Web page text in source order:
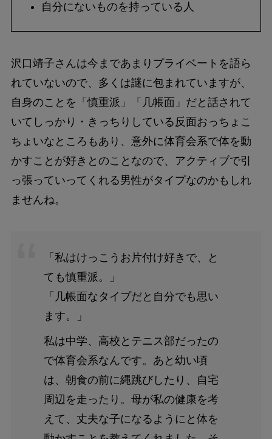
自分にないものを持っている人
沢口靖子さんは今まであまりプライベートを語ら
れていないので、多くは謎に包まれていますが、
自身のことを「慎重派」「几帳面」だと話されて
いてしっかり・きっちりしている反面おっちょこ
ちょいなところもあり、意外に体育会系で体を動
かすことが好きとのことなので、アクティブで引
っ張っていってくれる男性がタイプなのかもしれ
ませんね。
「私はけっこうお片付け好きで、と
ても慎重派。」
「几帳面なタイプだと自分でも思い
ます。」
私は中学、高校とテニス部だったの
で体育会系なんです。あと幼い頃
は、朝食の前に縄跳びしたり、自宅
周辺を走ったり。母が私の健康を考
えて、丈夫な子になるようにと体を